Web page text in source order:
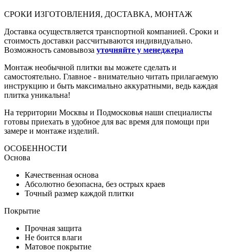
СРОКИ ИЗГОТОВЛЕНИЯ, ДОСТАВКА, МОНТАЖ
Доставка осуществляется транспортной компанией. Сроки и
стоимость доставки рассчитываются индивидуально.
Возможность самовывоза уточняйте у менеджера
Монтаж необычной плитки вы можете сделать и
самостоятельно. Главное - внимательно читать прилагаемую
инструкцию и быть максимально аккуратными, ведь каждая
плитка уникальна!
На территории Москвы и Подмосковья наши специалисты
готовы приехать в удобное для вас время для помощи при
замере и монтаже изделий.
ОСОБЕННОСТИ
Основа
Качественная основа
Абсолютно безопасна, без острых краев
Точный размер каждой плитки
Покрытие
Прочная защита
Не боится влаги
Матовое покрытие